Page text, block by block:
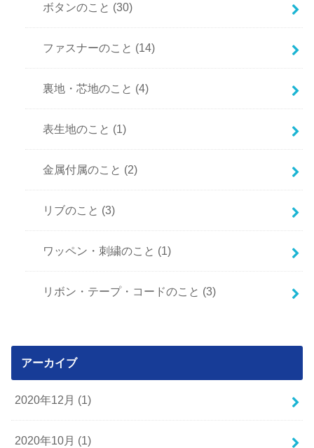
ボタンのこと (30)
ファスナーのこと (14)
裏地・芯地のこと (4)
表生地のこと (1)
金属付属のこと (2)
リブのこと (3)
ワッペン・刺繍のこと (1)
リボン・テープ・コードのこと (3)
アーカイブ
2020年12月 (1)
2020年10月 (1)